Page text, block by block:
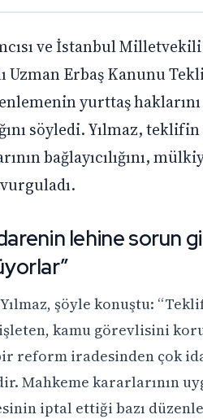
ve İstanbul
Uzman Erbaş Kanunu
yurttaş
söyledi. Yılmaz,
bağlayıcılığını,
lehine sorun
şöyle konuştu:
kamu görevlisini
reform iradesinden çok
Mahkeme kararlarının
iptal ettiği bazı